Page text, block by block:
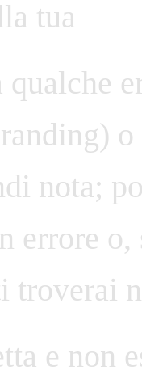
tua
qualche
nota;
errore
troverai
e non